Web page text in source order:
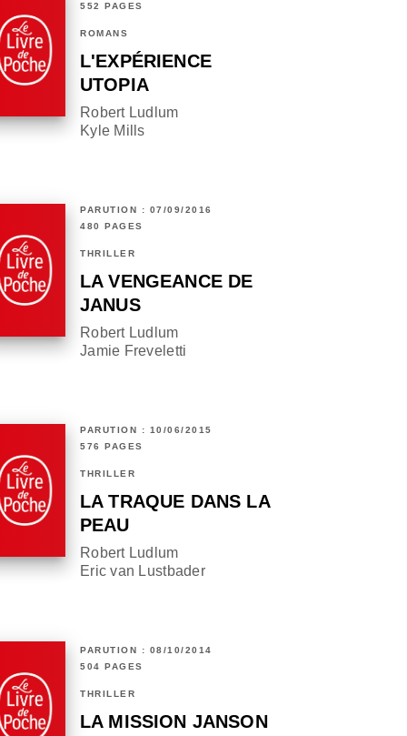
552 PAGES
ROMANS
L'EXPÉRIENCE
UTOPIA
Robert Ludlum
Kyle Mills
PARUTION : 07/09/2016
480 PAGES
THRILLER
LA VENGEANCE DE
JANUS
Robert Ludlum
Jamie Freveletti
PARUTION : 10/06/2015
576 PAGES
THRILLER
LA TRAQUE DANS LA
PEAU
Robert Ludlum
Eric van Lustbader
PARUTION : 08/10/2014
504 PAGES
THRILLER
LA MISSION JANSON